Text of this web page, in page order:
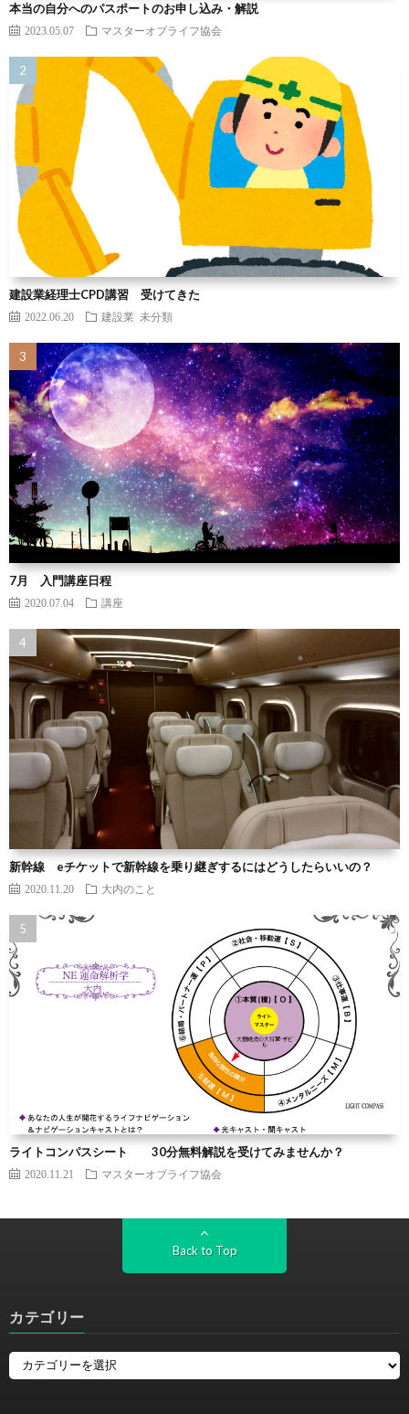
本当の自分へのパスポートのお申し込み・解説
2023.05.07 マスターオブライフ協会
建設業経理士CPD講習 受けてきた
2022.06.20 建設業 未分類
7月 入門講座日程
2020.07.04 講座
新幹線 eチケットで新幹線を乗り継ぎするにはどうしたらいいの？
2020.11.20 大内のこと
ライトコンパスシート 30分無料解説を受けてみませんか？
2020.11.21 マスターオブライフ協会
Back to Top
カテゴリー